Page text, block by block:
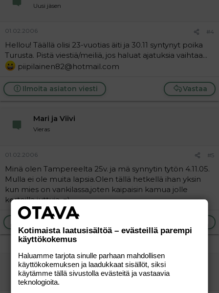
Uusi jäsen
01.02.2006 #4
Hellou! Täällä olisi 23-vuotias äiti ja 30.11 syntynyt poika
Turusta. Pistä viestiä/meiliä, jos haluat ajatuksia vaihtaa...
piipilainen82@hotmail.com
Vastaa
Ilmoita asiaton viesti
Mari ja Viivi
Vieras
01.02.2006 #5
Minä olen Tampereelta 25v. ja mä synnytin tytön 4.11.05.
Mulla ei ole muita lapsia.Olen tällä hetkellä ihan yksin
kun mies on vankilassa,joten kaipaisin kamua jolle
kertoilla juttuja. =)
Ilmoita asiaton viesti
AnHu
Vieras
Kotimaista laatusisältöä – evästeillä parempi
käyttökokemus
Haluamme tarjota sinulle parhaan mahdollisen
käyttökokemuksen ja laadukkaat sisällöt, siksi
käytämme tällä sivustolla evästeitä ja vastaavia
teknologioita.